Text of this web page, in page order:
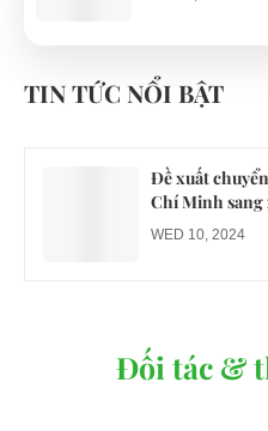
gổ khi đón du
TIN TỨC NỔI BẬT
Đề xuất
Chí Minh sang
WED 10, 2024
Đối tác &